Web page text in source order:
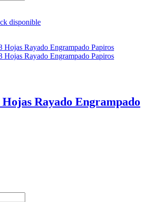
disponible
Rayado Engrampado